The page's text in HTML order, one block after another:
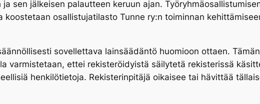
sen jälkeisen palautteen keruun ajan.
osallistujatilasto Tunne ry:n toiminnan
sovellettava lainsäädäntö huomioon ottaen.
varmistetaan, ettei rekisteröidyistä säilytetä rekisterissä
henkilötietoja. Rekisterinpitäjä oikaisee tai hävittää